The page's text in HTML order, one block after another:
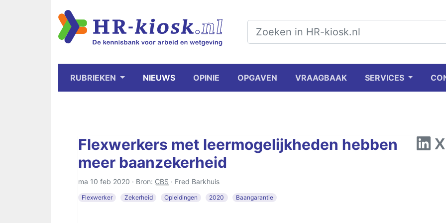
RUBRIEKEN NIEUWS OPINIE OPGAVEN VRAAGBAAK SERVICES
Flexwerkers met leermogelijkheden hebben
meer baanzekerheid
ma 10 feb 2020 · Bron: CBS · Fred Barkhuis
Flexwerker Zekerheid Opleidingen 2020 Baangarantie